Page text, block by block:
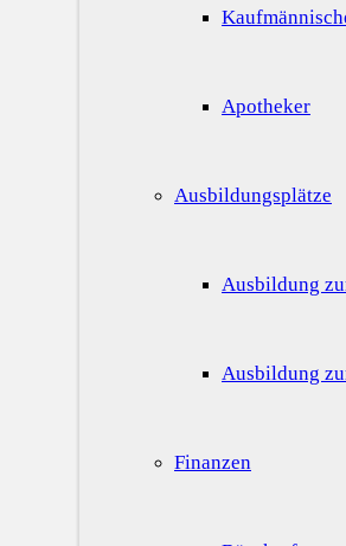
Apotheker
Ausbildungsplätze
Ausbildung
Ausbildung
Finanzen